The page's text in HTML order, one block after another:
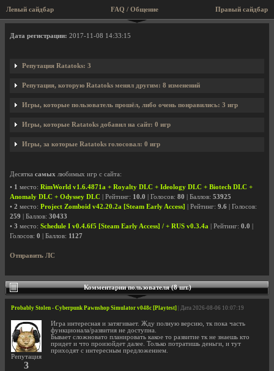
Левый сайдбар Правый сайдбар
FAQ / Общение
Профиль пользователя Ratatoks
Дата регистрации: 2017-11-08 14:33:15
Репутация Ratatoks: 3
Репутация, которую Ratatoks менял другим: 8 изменений
Игры, которые пользователь прошёл, либо очень понравились: 3 игр
Игры, которые Ratatoks добавил на сайт: 0 игр
Игры, за которые Ratatoks голосовал: 0 игр
Десятка самых любимых игр с сайта:
• 1 место: RimWorld v1.6.4871a + Royalty DLC + Ideology DLC + Biotech DLC +
Anomaly DLC + Odyssey DLC | Рейтинг: 10.0 | Голосов: 80 | Баллов: 53925
• 2 место: Project Zomboid v42.20.2a [Steam Early Access] | Рейтинг: 9.6 | Голосов:
259 | Баллов: 30433
• 3 место: Schedule I v0.4.6f5 [Steam Early Access] / + RUS v0.3.4a | Рейтинг: 0.0
Голосов: 0 | Баллов: 1127
Отправить ЛС
Комментарии пользователя (8 шт.)
Probably Stolen - Cyberpunk Pawnshop Simulator v048c [Playtest] | Дата 2026-08-06 10:07:19
Репутация
3
Игра интересная и затягивает. Жду полную версию, тк пока часть
функционала/развития не доступна.
Бывает сложновато планировать какое то развитие тк не знаешь кто
придет и что произойдет далее. Только потратишь деньги, и тут
приходят с интересным предложением.